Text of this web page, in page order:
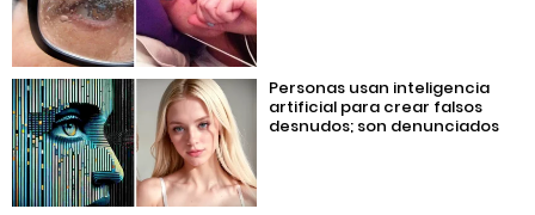
Personas usan inteligencia
artificial para crear falsos
desnudos; son denunciados